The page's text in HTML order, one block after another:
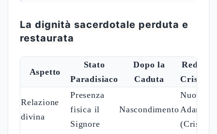
La dignità sacerdotale perduta e
restaurata
Aspetto
Stato
Paradisiaco
Dopo la
Caduta
Relazione
divina
Presenza
fisica il
Signore
Nascondimento
Nuova
Adamo
(Cristo)